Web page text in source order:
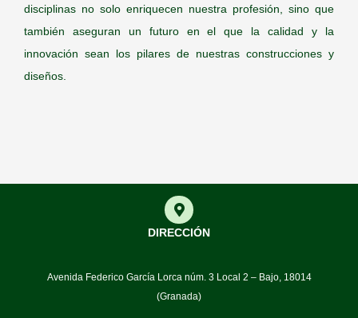
disciplinas no solo enriquecen nuestra profesión, sino que
también aseguran un futuro en el que la calidad y la
innovación sean los pilares de nuestras construcciones y
diseños.
DIRECCIÓN
Avenida Federico García Lorca núm. 3 Local 2 – Bajo, 18014
(Granada)